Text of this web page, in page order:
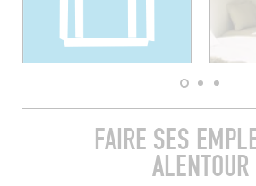
FAIRE SES
ALENTOUR